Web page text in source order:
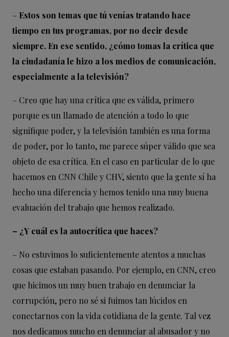
– Estos son temas que tú venías tratando hace
tiempo en tus programas, por no decir desde
siempre. En ese sentido, ¿cómo tomas la crítica que
la ciudadanía le hizo a los medios de comunicación,
especialmente a la televisión?
– Creo que hay una crítica que es válida, primero
porque es un llamado de atención a todo lo que
signifique poder, y la televisión también es una forma
de poder, por lo tanto, me parece súper válido que sea
objeto de esa crítica. En el caso en particular de lo que
hacemos en CNN Chile y CHV, siento que la gente sí ha
hecho una diferencia y hemos tenido una muy buena
evaluación del trabajo que hemos realizado.
– ¿Y cuál es la autocrítica que haces?
– No estuvimos lo suficientemente atentos a muchas
cosas que estaban pasando. Por ejemplo, en CNN, creo
que hicimos un muy buen trabajo en denunciar la
corrupción, pero no sé si fuimos tan lúcidos en
conectarnos con la vida cotidiana de la gente. Tal vez
nos dedicamos mucho en denunciar al abusador y no